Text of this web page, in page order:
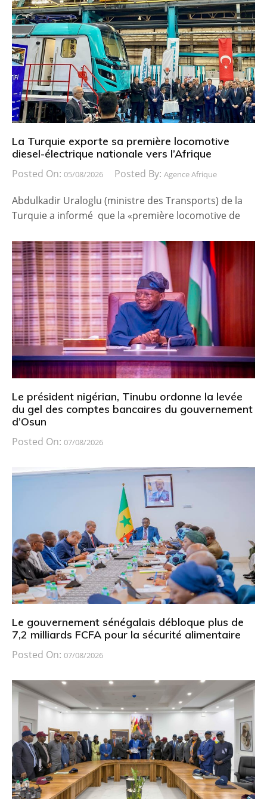
La Turquie exporte sa première locomotive
diesel-électrique nationale vers l’Afrique
Posted On: 05/08/2026 Posted By: Agence Afrique
Abdulkadir Uraloglu (ministre des Transports) de la
Turquie a informé que la «première locomotive de
Le président nigérian, Tinubu ordonne la levée
du gel des comptes bancaires du gouvernement
d’Osun
Posted On: 07/08/2026
Le gouvernement sénégalais débloque plus de
7,2 milliards FCFA pour la sécurité alimentaire
Posted On: 07/08/2026